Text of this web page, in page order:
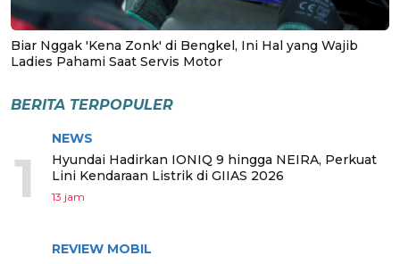
Biar Nggak 'Kena Zonk' di Bengkel, Ini Hal yang Wajib
Ladies Pahami Saat Servis Motor
BERITA TERPOPULER
1
NEWS
Hyundai Hadirkan IONIQ 9 hingga NEIRA, Perkuat
Lini Kendaraan Listrik di GIIAS 2026
13 jam
REVIEW MOBIL